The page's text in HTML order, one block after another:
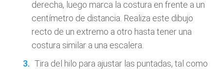
derecha, luego marca la costura en frente a un
centímetro de distancia. Realiza este dibujo
recto de un extremo a otro hasta tener una
costura similar a una escalera.
Tira del hilo para ajustar las puntadas, tal como